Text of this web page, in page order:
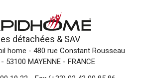
détachées & SAV
home - 480 rue Constant Rousseau
- 53100 MAYENNE - FRANCE